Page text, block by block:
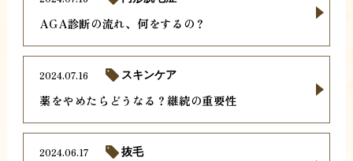
AGA診断の流れ、何をするの？
薬をやめたらどうなる？継続の重要性
2024.07.16 スキンケア
2024.06.17 抜毛